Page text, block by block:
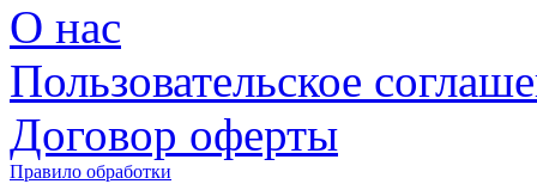
О нас
Пользовательское
Договор оферты
Правило обработки